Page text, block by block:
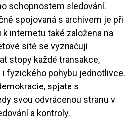
schopnostem sledování.
spojovaná s archivem je při
internetu také založena na
sítě se vyznačují
stopy každé transakce,
i fyzického pohybu jednotlivce.
spjaté s
svou odvrácenou stranu v
a kontroly.